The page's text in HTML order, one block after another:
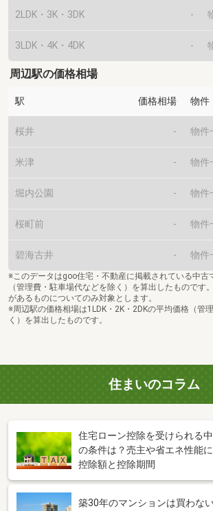
2LDK・3K・3DK -
3LDK・4K・4DK -
周辺駅の価格相場
駅 価格相場 物件
桜井 - 物件
米津 - 物件
堀内公園 - 物件
桜町前 - 物件
碧海古井 - 物件
※このデータはgoo住宅・不動産に掲載されている中古
（管理費・駐車場代などを除く）を算出したものです
があるものについてのみ対象とします。
※周辺駅の価格相場は1LDK・2K・2DKの平均価格（管
く）を算出したものです。
住まいのコラム
住宅ローン控除を受けられる
の条件は？売主や省エネ性能
控除額と控除期間
築30年のマンションは買わな